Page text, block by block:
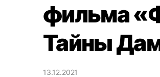
фильма
Тайны
13.12.2021